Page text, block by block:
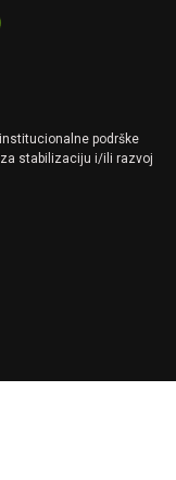
podrške
stabilizaciju i/ili razvoj